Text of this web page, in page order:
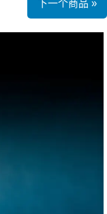
下一个商品 »